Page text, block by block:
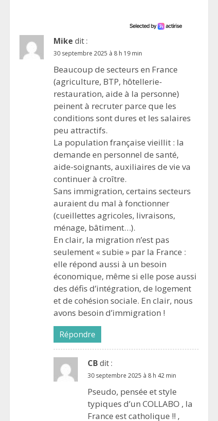
Mike dit :
30 septembre 2025 à 8 h 19 min
Beaucoup de secteurs en France
(agriculture, BTP, hôtellerie-
restauration, aide à la personne)
peinent à recruter parce que les
conditions sont dures et les salaires
peu attractifs.
La population française vieillit : la
demande en personnel de santé,
aide-soignants, auxiliaires de vie va
continuer à croître.
Sans immigration, certains secteurs
auraient du mal à fonctionner
(cueillettes agricoles, livraisons,
ménage, bâtiment…).
En clair, la migration n’est pas
seulement « subie » par la France :
elle répond aussi à un besoin
économique, même si elle pose aussi
des défis d’intégration, de logement
et de cohésion sociale. En clair, nous
avons besoin d’immigration !
Répondre
CBdit :
30 septembre 2025 à 8 h 42 min
Pseudo, pensée et style
typiques d’un COLLABO , la
France est catholique !! ,